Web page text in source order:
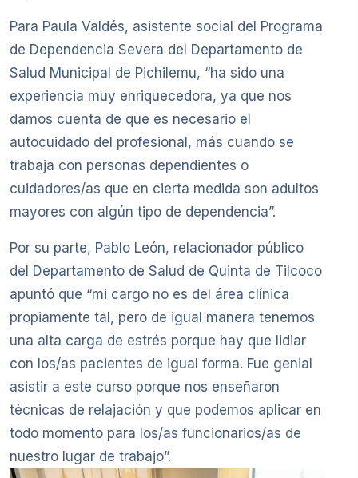
Para Paula Valdés, asistente social del Programa
de Dependencia Severa del Departamento de
Salud Municipal de Pichilemu, “ha sido una
experiencia muy enriquecedora, ya que nos
damos cuenta de que es necesario el
autocuidado del profesional, más cuando se
trabaja con personas dependientes o
cuidadores/as que en cierta medida son adultos
mayores con algún tipo de dependencia”.
Por su parte, Pablo León, relacionador público
del Departamento de Salud de Quinta de Tilcoco
apuntó que “mi cargo no es del área clínica
propiamente tal, pero de igual manera tenemos
una alta carga de estrés porque hay que lidiar
con los/as pacientes de igual forma. Fue genial
asistir a este curso porque nos enseñaron
técnicas de relajación y que podemos aplicar en
todo momento para los/as funcionarios/as de
nuestro lugar de trabajo”.